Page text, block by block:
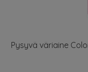
Pysyvä väriaine